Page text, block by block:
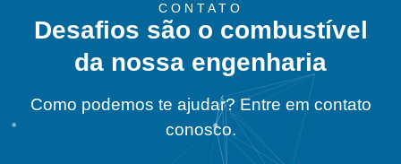
CONTATO
Desafios são o combustível
da nossa engenharia
Como podemos te ajudar? Entre em contato
conosco.